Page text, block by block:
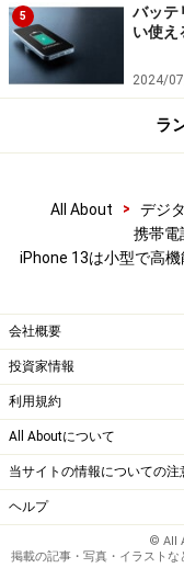
め、2020年に始ま
ます。ローエンド
リリースを期待した
※記事内容は執筆時点
5
バッテ
い使え
2024/
ラ
All About > デジ
携帯電
iPhone 13は小型で高機
会社概要
投資家情報
利用規約
All Aboutについて
当サイトの情報についての注
ヘルプ
© All
掲載の記事・写真・イラスト